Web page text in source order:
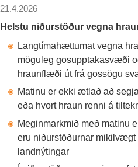
21.4.2026
Helstu niðurstöður vegna
Langtímahættumat vegna
möguleg gosupptakasvæði
hraunflæði út frá gossögu
Matinu er ekki ætlað að
eða hvort hraun renni á
Meginmarkmið með matinu
eru niðurstöðurnar
landnýtingar